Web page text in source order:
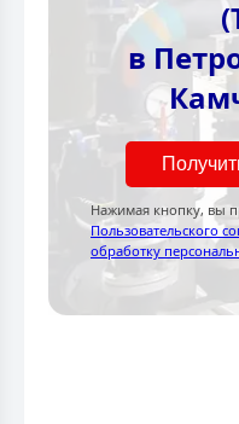
в
Нажимая кнопку, вы
Пользовательского
обработку